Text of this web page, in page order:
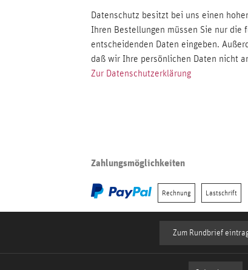
Datenschutz besitzt bei uns einen
Ihren Bestellungen müssen Sie nur die
entscheidenden Daten eingeben.
daß wir Ihre persönlichen Daten nicht
Zur Datenschutzerklärung
Zahlungsmöglichkeiten
Rechnung Lastschrift
Zum Rundbrief